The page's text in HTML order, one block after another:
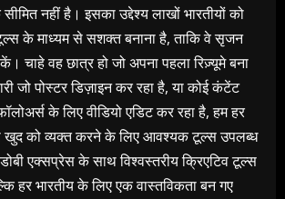
नहीं है। इसका उद्देश्य लाखों भारतीयों को
के माध्यम से सशक्त बनाना है, ताकि वे सृजन
चाहे वह छात्र हो जो अपना पहला रिज़्यूमे बना
जो पोस्टर डिज़ाइन कर रहा है, या कोई कंटेंट
के लिए वीडियो एडिट कर रहा है, हम हर
खुद को व्यक्त करने के लिए आवश्यक टूल्स उपलब्ध
एक्सप्रेस के साथ विश्वस्तरीय क्रिएटिव टूल्स
हर भारतीय के लिए एक वास्तविकता बन गए